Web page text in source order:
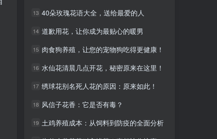
13 40朵玫瑰花语大全，送给最爱的人
14 道歉用花，让你成为最贴心的暖男
15 肉食狗养殖，让您的宠物狗吃得更健康！
16 水仙花清晨几点开花，秘密原来在这里！
17 绣球花别名死人花的原因：原来如此！
18 风信子花香：它是否有毒？
19 土鸡养殖成本：从饲料到防疫的全面分析
13 40朵玫瑰花语大全，送给最爱的人
14 道歉用花，让你成为最贴心的暖男
15 肉食狗养殖，让您的宠物狗吃得更健康！
16 水仙花清晨几点开花，秘密原来在这里！
17 绣球花别名死人花的原因：原来如此！
18 风信子花香：它是否有毒？
19 土鸡养殖成本：从饲料到防疫的全面分析